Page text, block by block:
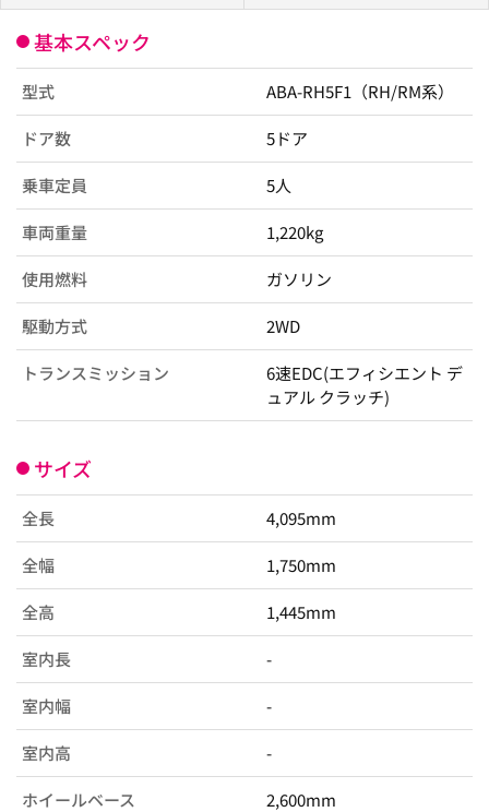
基本スペック
型式 ABA-RH5F1（RH/RM系）
ドア数 5ドア
乗車定員 5人
車両重量 1,220kg
使用燃料 ガソリン
駆動方式 2WD
トランスミッション
6速EDC(エフィシエント デ
ュアル クラッチ)
サイズ
全長 4,095mm
全幅 1,750mm
全高 1,445mm
室内長 -
室内幅 -
室内高 -
ホイールベース 2,600mm